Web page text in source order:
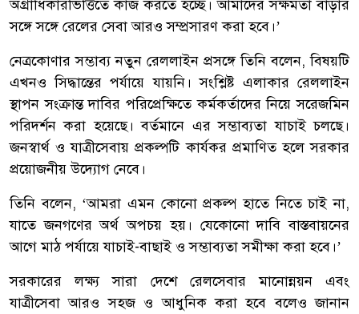
অগ্রাধিকারভিত্তিতে কাজ করতে হচ্ছে। আমাদের সক্ষমতা বাড়ার
সঙ্গে সঙ্গে রেলের সেবা আরও সম্প্রসারণ করা হবে।’
নেত্রকোণার সম্ভাব্য নতুন রেললাইন প্রসঙ্গে তিনি বলেন, বিষয়টি
এখনও সিদ্ধান্তের পর্যায়ে যায়নি। সংশ্লিষ্ট এলাকার রেললাইন
স্থাপন সংক্রান্ত দাবির পরিপ্রেক্ষিতে কর্মকর্তাদের নিয়ে সরেজমিন
পরিদর্শন করা হয়েছে। বর্তমানে এর সম্ভাব্যতা যাচাই চলছে।
জনস্বার্থ ও যাত্রীসেবায় প্রকল্পটি কার্যকর প্রমাণিত হলে সরকার
প্রয়োজনীয় উদ্যোগ নেবে।
তিনি বলেন, ‘আমরা এমন কোনো প্রকল্প হাতে নিতে চাই না,
যাতে জনগণের অর্থ অপচয় হয়। যেকোনো দাবি বাস্তবায়নের
আগে মাঠ পর্যায়ে যাচাই-বাছাই ও সম্ভাব্যতা সমীক্ষা করা হবে।’
সরকারের লক্ষ্য সারা দেশে রেলসেবার মানোন্নয়ন এবং
যাত্রীসেবা আরও সহজ ও আধুনিক করা হবে বলেও জানান